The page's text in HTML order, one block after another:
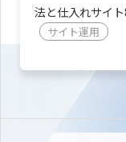
法と仕入れサイ
サイト運用